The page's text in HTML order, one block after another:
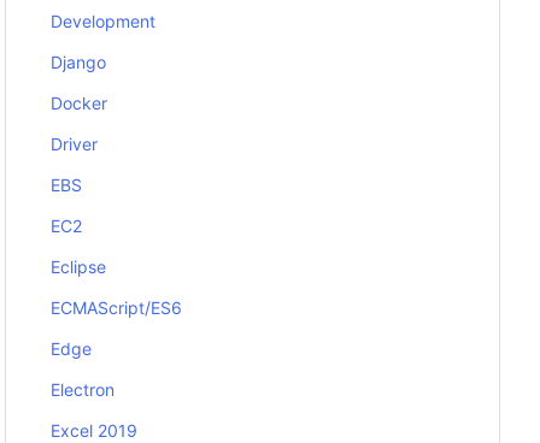
Development
Django
Docker
Driver
EBS
EC2
Eclipse
ECMAScript/ES6
Edge
Electron
Excel 2019